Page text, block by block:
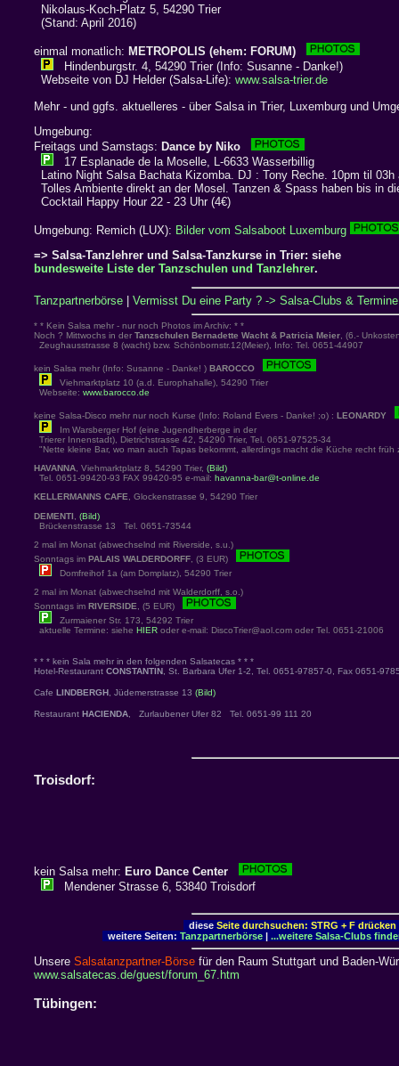
Nikolaus-Koch-Platz 5, 54290 Trier
(Stand: April 2016)
einmal monatlich: METROPOLIS (ehem: FORUM)
Hindenburgstr. 4, 54290 Trier (Info: Susanne - Danke!)
Webseite von DJ Helder (Salsa-Life): www.salsa-trier.de
Mehr - und ggfs. aktuelleres - über Salsa in Trier, Luxemburg und
Umgebung:
Freitags und Samstags: Dance by Niko
17 Esplanade de la Moselle, L-6633 Wasserbillig
Latino Night Salsa Bachata Kizomba. DJ : Tony Reche. 10pm til 03h
Tolles Ambiente direkt an der Mosel. Tanzen & Spass haben bis in
Cocktail Happy Hour 22 - 23 Uhr (4€)
Umgebung: Remich (LUX): Bilder vom Salsaboot Luxemburg
=> Salsa-Tanzlehrer und Salsa-Tanzkurse in Trier: siehe
bundesweite Liste der Tanzschulen und Tanzlehrer.
Tanzpartnerbörse Vermisst Du eine Party ? -> Salsa-Clubs &
* * Kein Salsa mehr - nur noch Photos im Archiv: * *
Noch ? Mittwochs in der Tanzschulen Bernadette Wacht & Patricia Meier , (6.-
Zeughausstrasse 8 (wacht) bzw. Schönbornstr.12(Meier), Info: Tel. 0651-44907
kein Salsa mehr (Info: Susanne - Danke! ) BAROCCO
Viehmarktplatz 10 (a.d. Europhahalle), 54290 Trier
Webseite: www.barocco.de
keine Salsa-Disco mehr nur noch Kurse (Info: Roland Evers - Danke! ;o) : LEONARDY
Im Warsberger Hof (eine Jugendherberge in der
Trierer Innenstadt), Dietrichstrasse 42, 54290 Trier, Tel. 0651-97525-34
"Nette kleine Bar, wo man auch Tapas bekommt, allerdings macht die Küche recht früh
HAVANNA , Viehmarktplatz 8, 54290 Trier, (Bild)
Tel. 0651-99420-93 FAX 99420-95 e-mail: havanna-bar@t-online.de
KELLERMANNS CAFE , Glockenstrasse 9, 54290 Trier
DEMENTI
(Bild)
Brückenstrasse 13 Tel. 0651-73544
2 mal im Monat (abwechselnd mit Riverside, s.u.)
Sonntags im PALAIS WALDERDORFF , (3 EUR)
Domfreihof 1a (am Domplatz), 54290 Trier
2 mal im Monat (abwechselnd mit Walderdorff, s.o.)
Sonntags im RIVERSIDE , (5 EUR)
Zurmaiener Str. 173, 54292 Trier
aktuelle Termine: siehe HIER oder e-mail: DiscoTrier@aol.com oder Tel. 0651-21006
* * * kein Sala mehr in den folgenden Salsatecas * * *
Hotel-Restaurant CONSTANTIN , St. Barbara Ufer 1-2, Tel. 0651-97857-0, Fax 0651-
Cafe LINDBERGH , Jüdemerstrasse 13 (Bild)
Restaurant HACIENDA , Zurlaubener Ufer 82 Tel. 0651-99 111 20
Troisdorf:
kein Salsa mehr: Euro Dance Center
Mendener Strasse 6, 53840 Troisdorf
diese Seite durchsuchen: STRG + F drücken
weitere Seiten: Tanzpartnerbörse ...weitere Salsa-Clubs
Unsere Salsatanzpartner-Börse für den Raum Stuttgart und Baden-
www.salsatecas.de/guest/forum_67.htm
Tübingen: